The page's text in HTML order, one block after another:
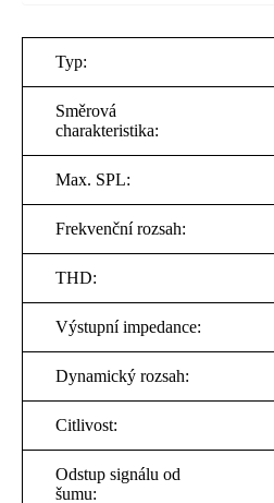
Typ:
Směrová
charakteristika:
Max. SPL:
Frekvenční rozsah:
THD:
Výstupní impedance:
Dynamický rozsah:
Citlivost:
Odstup signálu od
šumu: